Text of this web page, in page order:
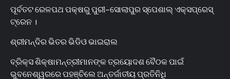
ପୂର୍ବତଟ ରେଳପଥ ପକ୍ଷରୁ ପୁରୀ–ସୋଲାପୁର ସ୍ପେଶାଲ୍ ଏକ୍ସପ୍ରେସ୍
ଟ୍ରେନ ।
ଶ୍ରୀମନ୍ଦିର ଭିତର ଭିଡିଓ ଭାଇରାଲ
ବ୍ରିକ୍ସ ଶିକ୍ଷାମନ୍ତ୍ରୀମାନଙ୍କ ତ୍ରୟୋଦଶ ବୈଠକ ପାଇଁ
ଭୁବନେଶ୍ୱରରେ ପହଞ୍ଚିଲେ ଅନ୍ତର୍ଜାତୀୟ ପ୍ରତିନିଧି